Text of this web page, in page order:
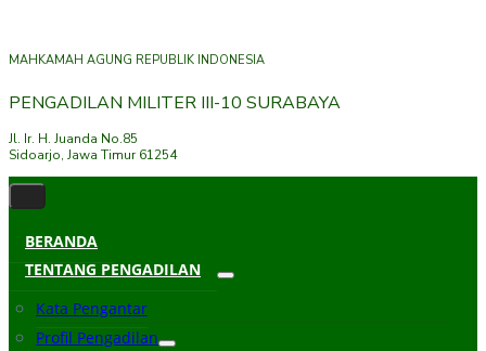
MAHKAMAH AGUNG REPUBLIK INDONESIA
PENGADILAN MILITER III-10 SURABAYA
Jl. Ir. H. Juanda No.85
Sidoarjo, Jawa Timur 61254
BERANDA
TENTANG PENGADILAN
Kata Pengantar
Profil Pengadilan